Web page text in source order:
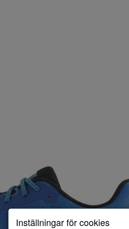
Inställningar för cookies